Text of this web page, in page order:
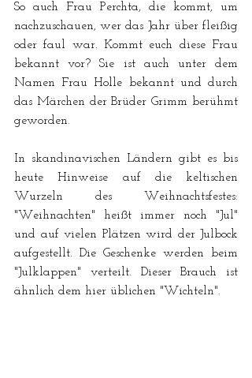
So auch Frau Perchta, die kommt, um
nachzuschauen, wer das Jahr über fleißig
oder faul war. Kommt euch diese Frau
bekannt vor? Sie ist auch unter dem
Namen Frau Holle bekannt und durch
das Märchen der Brüder Grimm berühmt
geworden.
In skandinavischen Ländern gibt es bis
heute Hinweise auf die keltischen
Wurzeln des Weihnachtsfestes:
"Weihnachten" heißt immer noch "Jul"
und auf vielen Plätzen wird der Julbock
aufgestellt. Die Geschenke werden beim
"Julklappen" verteilt. Dieser Brauch ist
ähnlich dem hier üblichen "Wichteln".